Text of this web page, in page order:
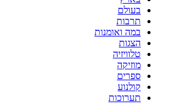
בעולם
תרבות
במה ואומנות
הצגות
טלוויזיה
מוזיקה
ספרים
קולנוע
תערוכות